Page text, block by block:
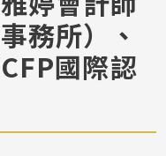
務所）、
國際認